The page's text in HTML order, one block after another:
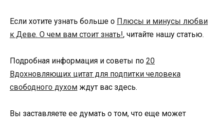
Если хотите узнать больше о Плюсы и минусы любви
к Деве. О чем вам стоит знать!, читайте нашу статью.
Подробная информация и советы по 20
Вдохновляющих цитат для подпитки человека
свободного духом ждут вас здесь.
Вы заставляете ее думать о том, что еще может